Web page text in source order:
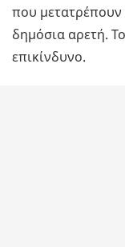
που
δημόσια αρετή. Το
επικίνδυνο.